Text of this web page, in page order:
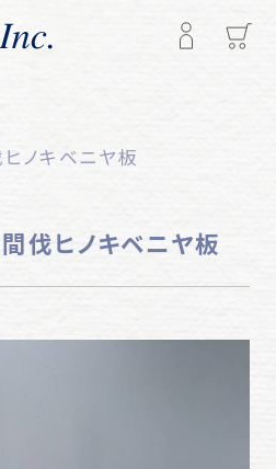
ノキベニヤ板
伐ヒノキベニヤ板